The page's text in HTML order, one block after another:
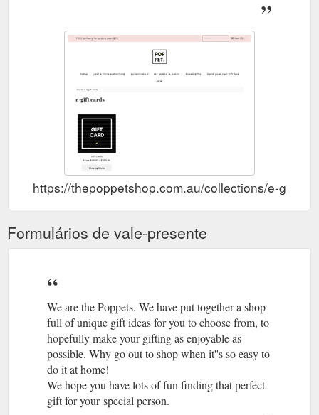
https://thepoppetshop.com.au/collections/e-gift-
Formulários de vale-presente
We are the Poppets. We have put together a shop
full of unique gift ideas for you to choose from, to
hopefully make your gifting as enjoyable as
possible. Why go out to shop when it''s so easy to
do it at home!
We hope you have lots of fun finding that perfect
gift for your special person.